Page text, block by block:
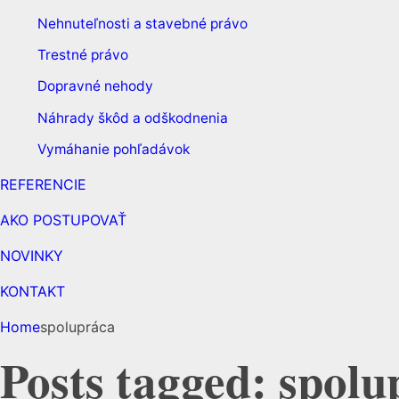
Nehnuteľnosti a stavebné právo
Trestné právo
Dopravné nehody
Náhrady škôd a odškodnenia
Vymáhanie pohľadávok
REFERENCIE
AKO POSTUPOVAŤ
NOVINKY
KONTAKT
Homespolupráca
Posts tagged: